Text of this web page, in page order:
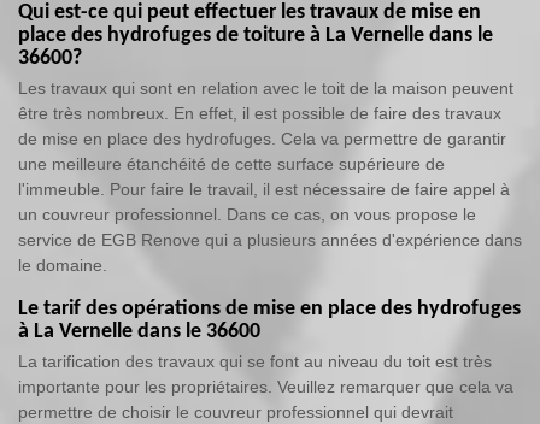
Qui est-ce qui peut effectuer les travaux de mise en
place des hydrofuges de toiture à La Vernelle dans le
36600?
Les travaux qui sont en relation avec le toit de la maison peuvent
être très nombreux. En effet, il est possible de faire des travaux
de mise en place des hydrofuges. Cela va permettre de garantir
une meilleure étanchéité de cette surface supérieure de
l'immeuble. Pour faire le travail, il est nécessaire de faire appel à
un couvreur professionnel. Dans ce cas, on vous propose le
service de EGB Renove qui a plusieurs années d'expérience dans
le domaine.
Le tarif des opérations de mise en place des hydrofuges
à La Vernelle dans le 36600
La tarification des travaux qui se font au niveau du toit est très
importante pour les propriétaires. Veuillez remarquer que cela va
permettre de choisir le couvreur professionnel qui devrait